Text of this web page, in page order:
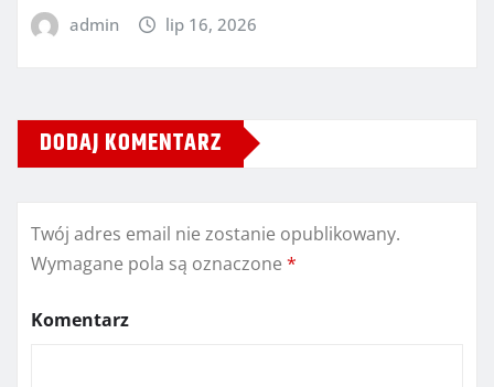
admin lip 16, 2026
DODAJ KOMENTARZ
Twój adres email nie zostanie opublikowany.
Wymagane pola są oznaczone *
Komentarz